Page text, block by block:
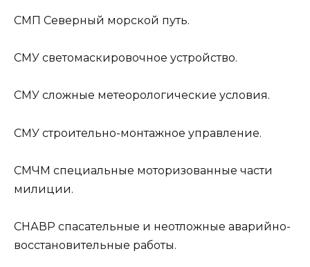
СМП Северный морской путь.
СМУ светомаскировочное устройство.
СМУ сложные метеорологические условия.
СМУ строительно-монтажное управление.
СМЧМ специальные моторизованные части
милиции.
СНАВР спасательные и неотложные аварийно-
восстановительные работы.